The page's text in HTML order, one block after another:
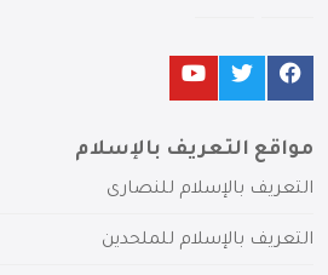
مواقع التعريف بالإسلام
التعريف بالإسلام للنصارى
التعريف بالإسلام للملحدين